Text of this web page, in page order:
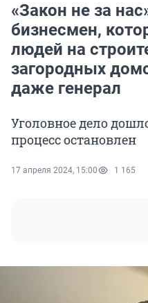
«Закон не за
бизнесмен,
людей на
загородных
даже генерал
Уголовное дело
процесс остановлен
17 апреля 2024, 15:00 1 165